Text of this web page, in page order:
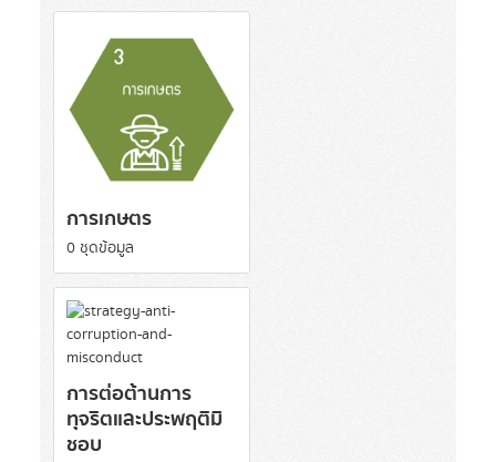
การเกษตร
0 ชุดข้อมูล
การต่อต้านการ
ทุจริตและประพฤติมิ
ชอบ